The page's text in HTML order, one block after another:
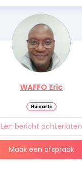
WAFFO Eric
Huisarts
Een bericht achterlaten
Maak een afspraak